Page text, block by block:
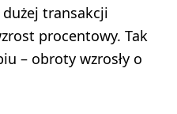
dużej transakcji
procentowy. Tak
– obroty wzrosły o